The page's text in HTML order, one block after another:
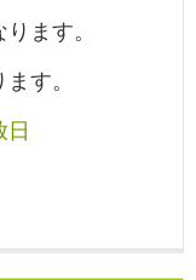
ます。
す。
日